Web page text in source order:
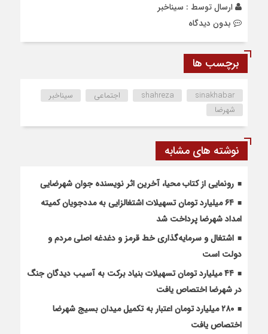
ارسال توسط : سیناخبر
بدون دیدگاه
برچسب ها
shahreza sinakhabar اجتماعی
سیناخبر
شهرضا
نوشته های مشابه
رونمایی از کتاب محیا، آخرین اثر نویسنده جوان شهرضایی
۶۴ میلیارد تومان تسهیلات اشتغالزایی به مددجویان کمیته
امداد شهرضا پرداخت شد
اشتغال و سرمایه‌گذاری خط قرمز و دغدغه اصلی مردم و
دولت است
۴۴ میلیارد تومان تسهیلات بنیاد برکت به آسیب دیدگان جنگ
در شهرضا اختصاص یافت
۲۸۰ میلیارد تومان اعتبار به تکمیل میدان بسیج شهرضا
اختصاص یافت